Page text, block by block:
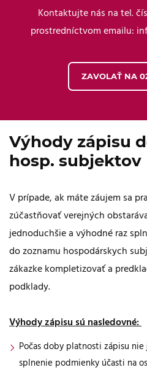
Kontaktujte nás na tel.
prostredníctvom emailu:
ZAVOLAŤ NA
Výhody zápisu
hosp. subjektov
V prípade, ak máte záujem sa
zúčastňovať verejných
jednoduchšie a výhodné raz
do zoznamu hospodárskych
zákazke kompletizovať a
podklady.
Výhody zápisu sú nasledovné:
Počas doby platnosti zápisu
splnenie podmienky účasti na